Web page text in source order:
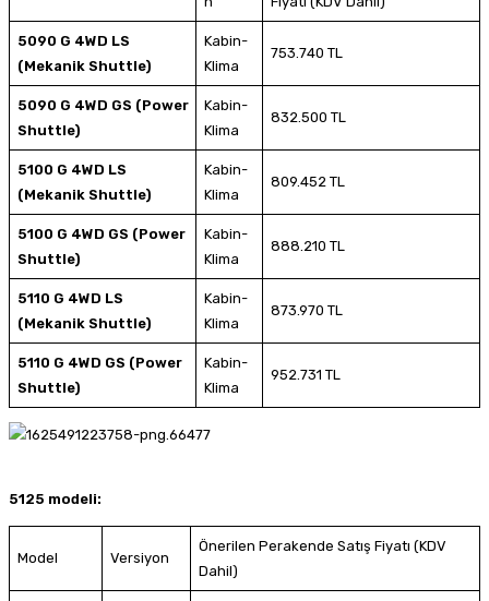
5090 G 4WD LS
(Mekanik Shuttle)
Kabin-
Klima
753.740 TL
5090 G 4WD GS (Power
Shuttle)
Kabin-
Klima
832.500 TL
5100 G 4WD LS
(Mekanik Shuttle)
Kabin-
Klima
809.452 TL
5100 G 4WD GS (Power
Shuttle)
Kabin-
Klima
888.210 TL
5110 G 4WD LS
(Mekanik Shuttle)
Kabin-
Klima
873.970 TL
5110 G 4WD GS (Power
Shuttle)
Kabin-
Klima
952.731 TL
5125 modeli:
Model Versiyon
Önerilen Perakende Satış Fiyatı (KDV
Dahil)